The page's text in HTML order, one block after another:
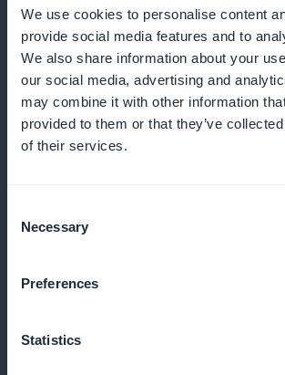
We use cookies to personalise content
provide social media features and to
We also share information about your
our social media, advertising and
may combine it with other information
provided to them or that they’ve
of their services.
Selection
Necessary
Preferences
Statistics
Detaljerte analyser for
Analyser veksten i antall abonnenter,
innholdet ditt i henhold til dataene som
Abonnementswidget på
Få umiddelbar oppmerksomhet med
abonnementstilbud fremhevet på